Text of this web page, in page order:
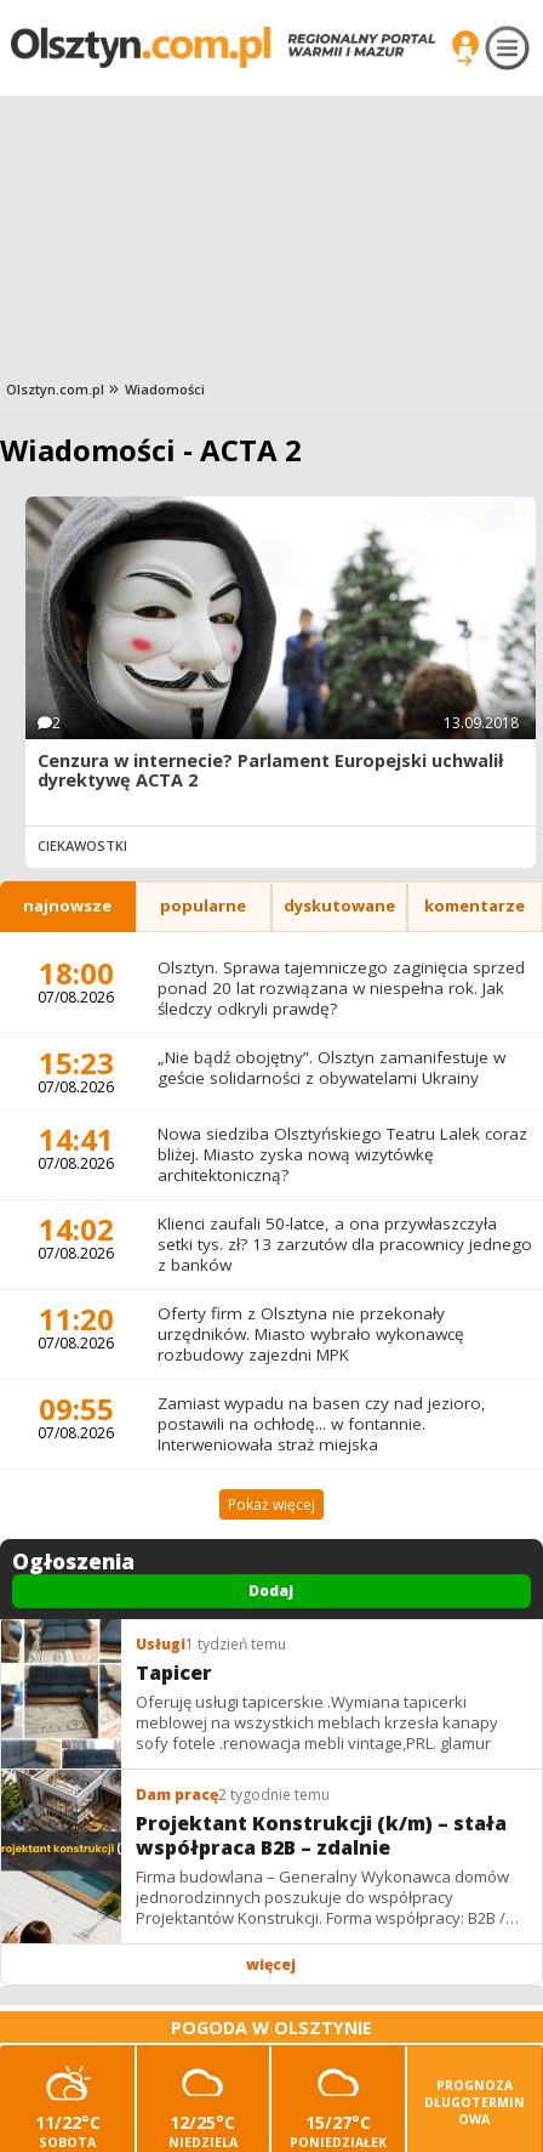
Olsztyn.com.pl Wiadomości
Wiadomości - ACTA 2
2 13.09.2018
Cenzura w internecie? Parlament Europejski uchwalił
dyrektywę ACTA 2
CIEKAWOSTKI
najnowsze popularne dyskutowane komentarze
18:00
07/08.2026
Olsztyn. Sprawa tajemniczego zaginięcia sprzed
ponad 20 lat rozwiązana w niespełna rok. Jak
śledczy odkryli prawdę?
15:23
07/08.2026
„Nie bądź obojętny”. Olsztyn zamanifestuje w
geście solidarności z obywatelami Ukrainy
14:41
07/08.2026
Nowa siedziba Olsztyńskiego Teatru Lalek coraz
bliżej. Miasto zyska nową wizytówkę
architektoniczną?
14:02
07/08.2026
Klienci zaufali 50-latce, a ona przywłaszczyła
setki tys. zł? 13 zarzutów dla pracownicy jednego
z banków
11:20
07/08.2026
Oferty firm z Olsztyna nie przekonały
urzędników. Miasto wybrało wykonawcę
rozbudowy zajezdni MPK
09:55
07/08.2026
Zamiast wypadu na basen czy nad jezioro,
postawili na ochłodę... w fontannie.
Interweniowała straż miejska
Pokaż więcej
Ogłoszenia
Dodaj
Usługi1 tydzień temu
Tapicer
Oferuję usługi tapicerskie .Wymiana tapicerki
meblowej na wszystkich meblach krzesła kanapy
sofy fotele .renowacja mebli vintage,PRL. glamur
Dam pracę2 tygodnie temu
Projektant Konstrukcji (k/m) – stała
współpraca B2B – zdalnie
Firma budowlana – Generalny Wykonawca domów
jednorodzinnych poszukuje do współpracy
Projektantów Konstrukcji. Forma współpracy: B2B /
podwykonawstwo – zdalnie. Wynagrodzenie: ✔
więcej
POGODA W OLSZTYNIE
11/22°C
SOBOTA
12/25°C
NIEDZIELA
15/27°C
PONIEDZIAŁEK
PROGNOZA
DŁUGOTERMIN
OWA